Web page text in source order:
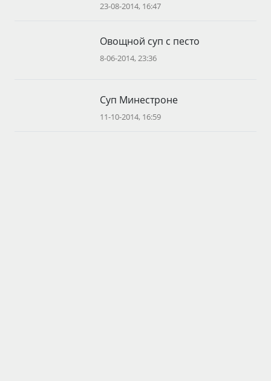
23-08-2014, 16:47
Овощной суп с песто
8-06-2014, 23:36
Суп Минестроне
11-10-2014, 16:59